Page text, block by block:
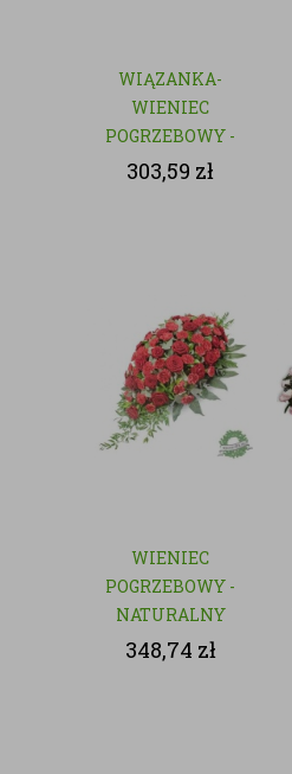
WIĄZANKA-
WIENIEC
POGRZEBOWY -
NATURALNY
303,59 zł
WIENIEC
POGRZEBOWY -
NATURALNY
348,74 zł